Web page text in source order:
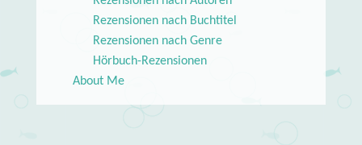
Rezensionen nach Buchtitel
Rezensionen nach Genre
Hörbuch-Rezensionen
About Me